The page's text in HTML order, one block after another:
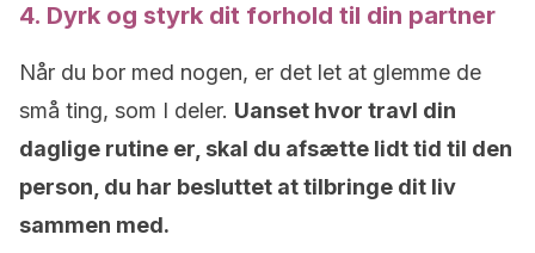
4. Dyrk og styrk dit forhold til din partner
Når du bor med nogen, er det let at glemme de
små ting, som I deler. Uanset hvor travl din
daglige rutine er, skal du afsætte lidt tid til den
person, du har besluttet at tilbringe dit liv
sammen med.